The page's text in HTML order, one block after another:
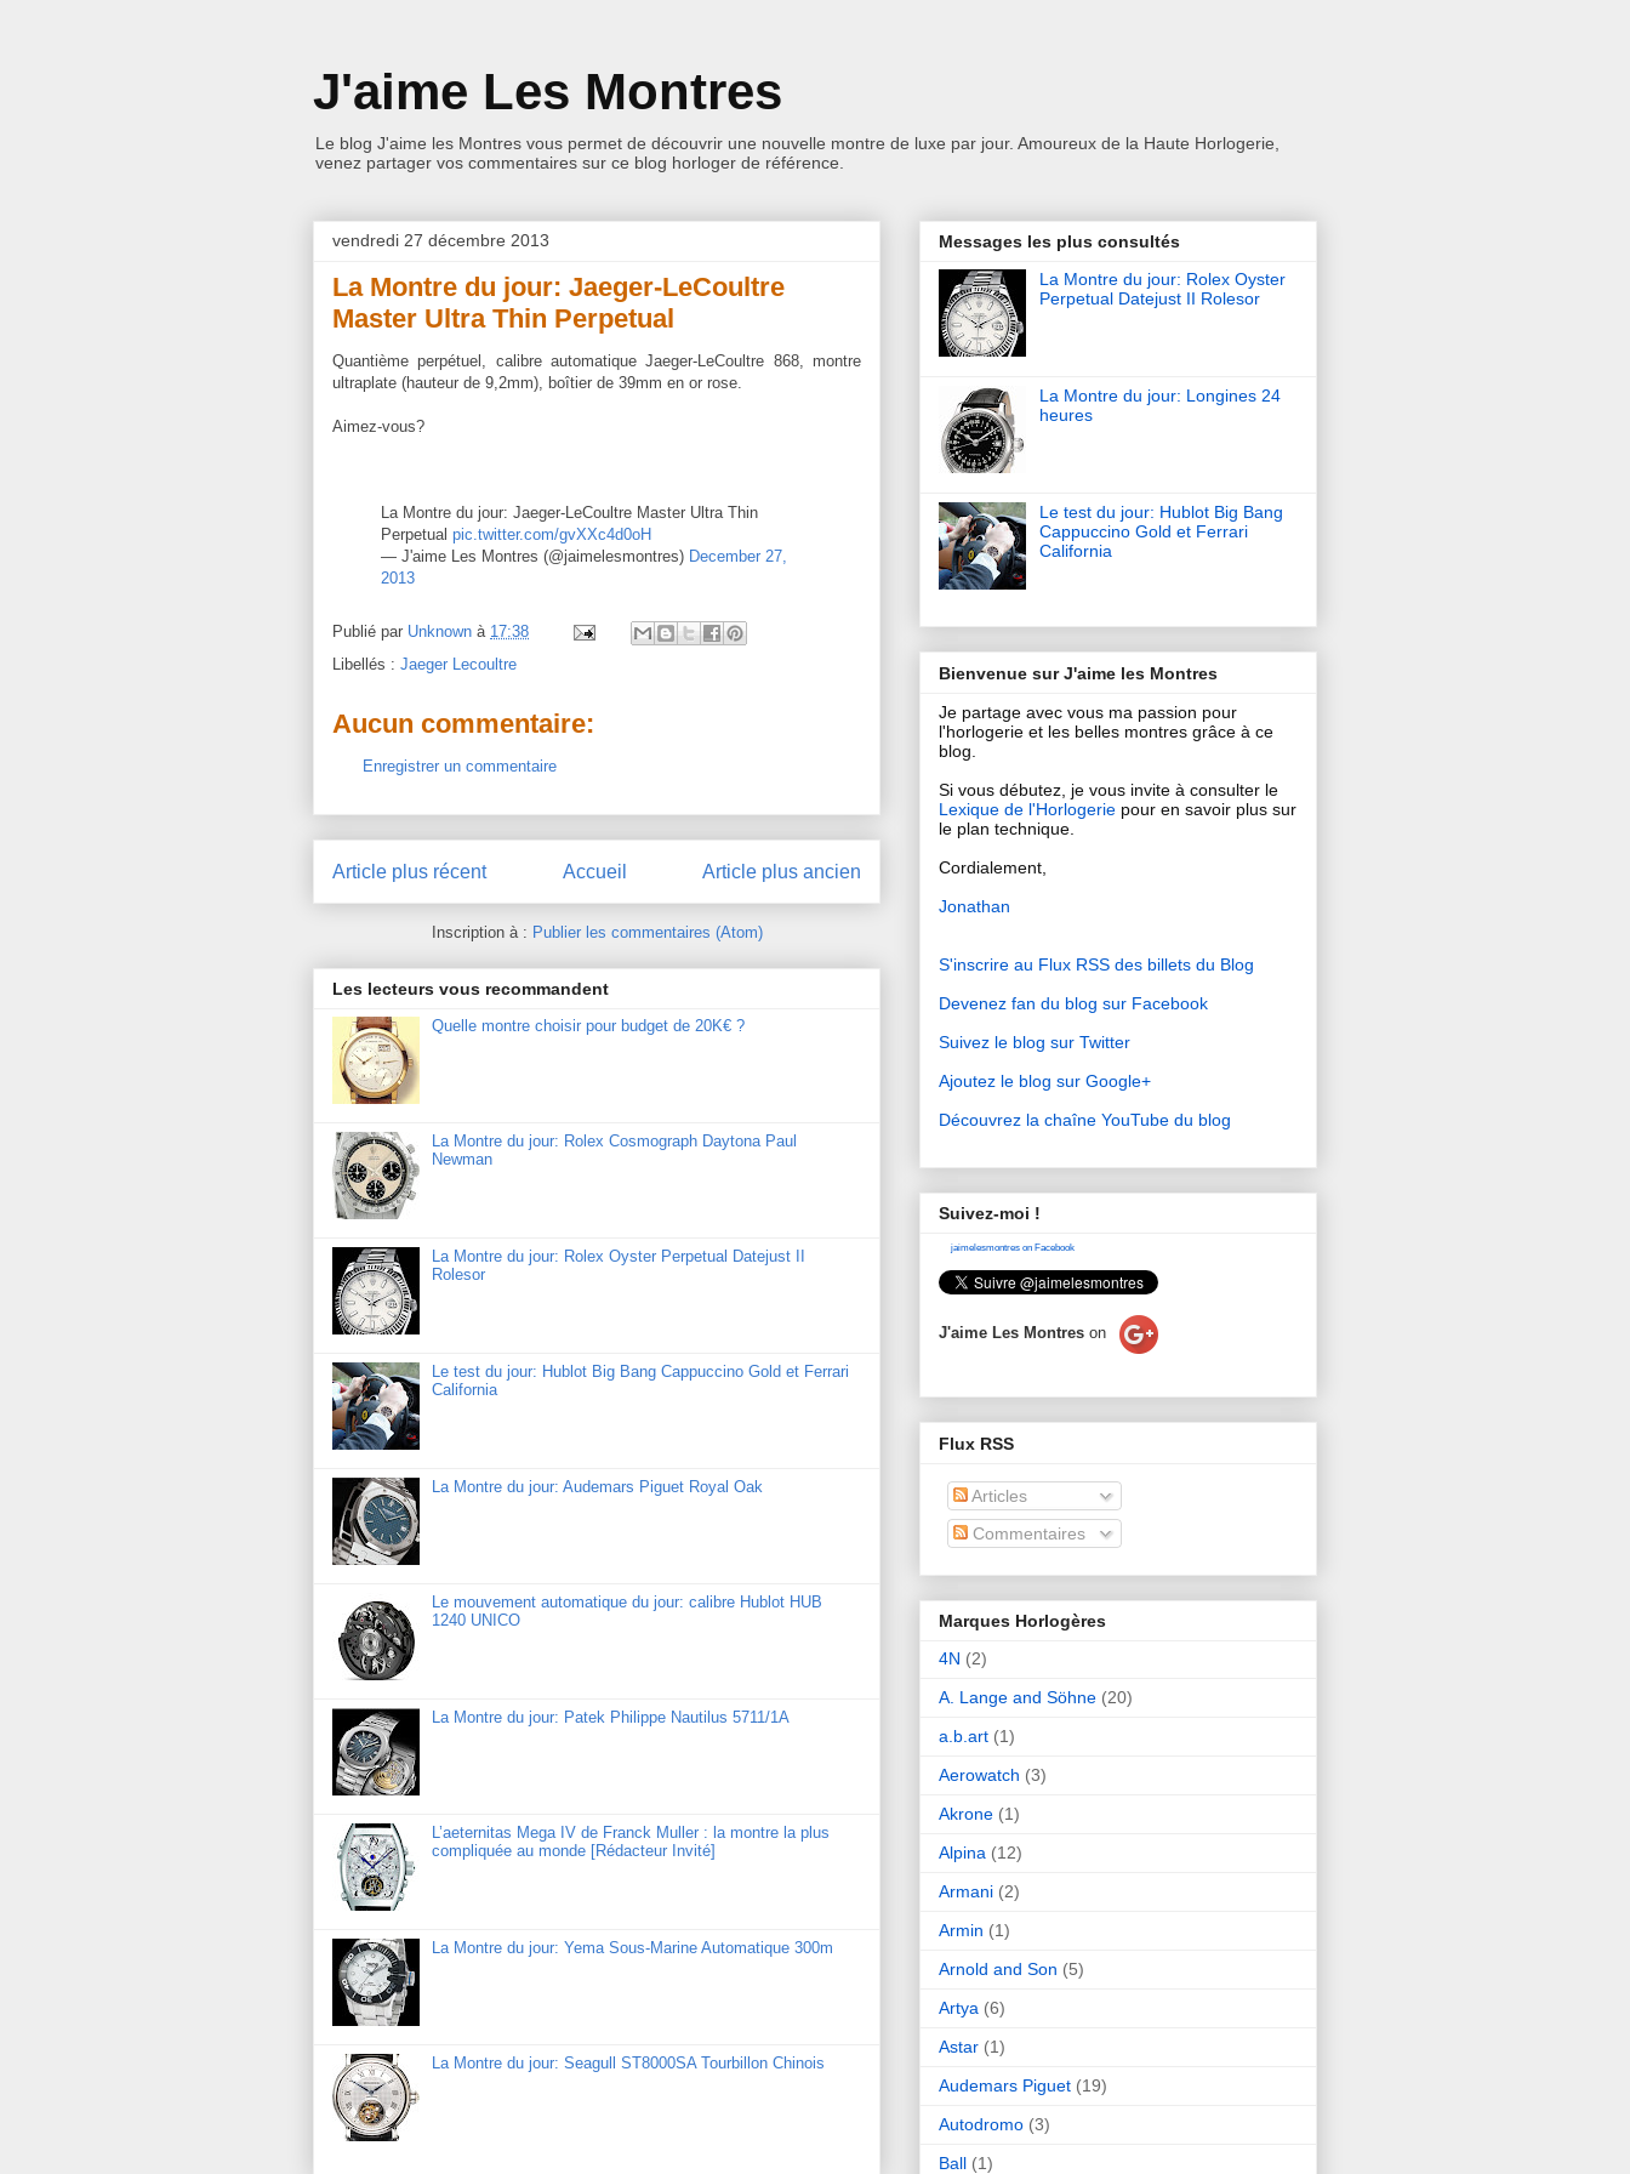
J'aime Les Montres
Le blog J'aime les Montres vous permet de découvrir une nouvelle montre de luxe par jour. Amoureux de la Haute Horlogerie,
venez partager vos commentaires sur ce blog horloger de référence.
vendredi 27 décembre 2013
La Montre du jour: Jaeger-LeCoultre
Master Ultra Thin Perpetual
Quantième perpétuel, calibre automatique Jaeger-LeCoultre 868, montre
ultraplate (hauteur de 9,2mm), boîtier de 39mm en or rose.
Aimez-vous?
La Montre du jour: Jaeger-LeCoultre Master Ultra Thin
Perpetual pic.twitter.com/gvXXc4d0oH
— J'aime Les Montres (@jaimelesmontres) December 27,
2013
Publié par Unknown à 17:38
Libellés : Jaeger Lecoultre
Aucun commentaire:
Enregistrer un commentaire
Article plus récent Article plus ancien
Accueil
Inscription à : Publier les commentaires (Atom)
Les lecteurs vous recommandent
Quelle montre choisir pour budget de 20K€ ?
La Montre du jour: Rolex Cosmograph Daytona Paul
Newman
La Montre du jour: Rolex Oyster Perpetual Datejust II
Rolesor
Le test du jour: Hublot Big Bang Cappuccino Gold et Ferrari
California
La Montre du jour: Audemars Piguet Royal Oak
Le mouvement automatique du jour: calibre Hublot HUB
1240 UNICO
La Montre du jour: Patek Philippe Nautilus 5711/1A
L’aeternitas Mega IV de Franck Muller : la montre la plus
compliquée au monde [Rédacteur Invité]
La Montre du jour: Yema Sous-Marine Automatique 300m
La Montre du jour: Seagull ST8000SA Tourbillon Chinois
Messages les plus consultés
La Montre du jour: Rolex Oyster
Perpetual Datejust II Rolesor
La Montre du jour: Longines 24
heures
Le test du jour: Hublot Big Bang
Cappuccino Gold et Ferrari
California
Bienvenue sur J'aime les Montres
Je partage avec vous ma passion pour
l'horlogerie et les belles montres grâce à ce
blog.
Si vous débutez, je vous invite à consulter le
Lexique de l'Horlogerie pour en savoir plus sur
le plan technique.
Cordialement,
Jonathan
S'inscrire au Flux RSS des billets du Blog
Devenez fan du blog sur Facebook
Suivez le blog sur Twitter
Ajoutez le blog sur Google+
Découvrez la chaîne YouTube du blog
Suivez-moi !
jaimelesmontres on Facebook
J'aime Les Montres on
Flux RSS
Articles
Commentaires
Marques Horlogères
4N (2)
A. Lange and Söhne (20)
a.b.art (1)
Aerowatch (3)
Akrone (1)
Alpina (12)
Armani (2)
Armin (1)
Arnold and Son (5)
Artya (6)
Astar (1)
Audemars Piguet (19)
Autodromo (3)
Ball (1)